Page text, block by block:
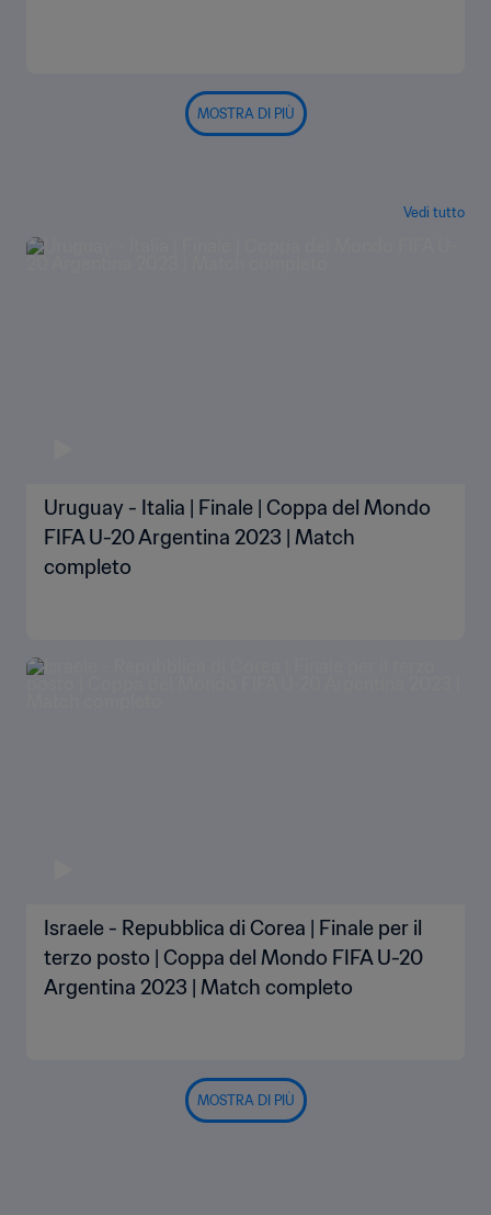
MOSTRA DI PIÙ
Vedi tutto
Uruguay - Italia | Finale | Coppa del Mondo
FIFA U-20 Argentina 2023 | Match
completo
Israele - Repubblica di Corea | Finale per il
terzo posto | Coppa del Mondo FIFA U-20
Argentina 2023 | Match completo
MOSTRA DI PIÙ